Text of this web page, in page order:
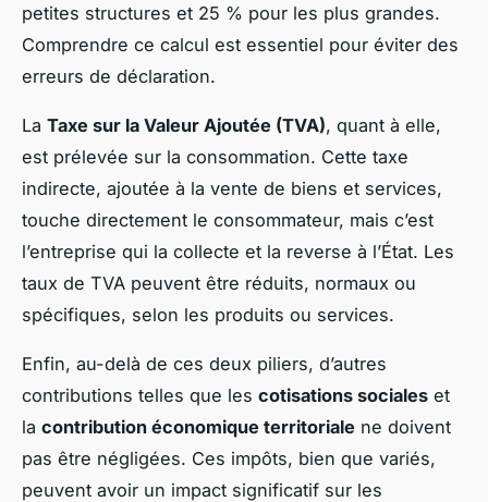
petites structures et 25 % pour les plus grandes.
Comprendre ce calcul est essentiel pour éviter des
erreurs de déclaration.
La Taxe sur la Valeur Ajoutée (TVA), quant à elle,
est prélevée sur la consommation. Cette taxe
indirecte, ajoutée à la vente de biens et services,
touche directement le consommateur, mais c’est
l’entreprise qui la collecte et la reverse à l’État. Les
taux de TVA peuvent être réduits, normaux ou
spécifiques, selon les produits ou services.
Enfin, au-delà de ces deux piliers, d’autres
contributions telles que les cotisations sociales et
la contribution économique territoriale ne doivent
pas être négligées. Ces impôts, bien que variés,
peuvent avoir un impact significatif sur les